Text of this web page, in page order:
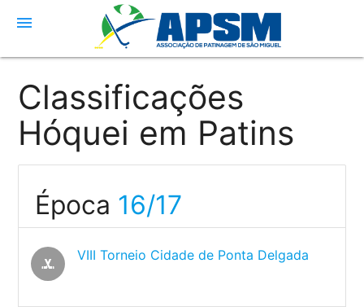
menu
Classificações
Hóquei em Patins
Época 16/17
sports_hockey
VIII Torneio Cidade de Ponta Delgada